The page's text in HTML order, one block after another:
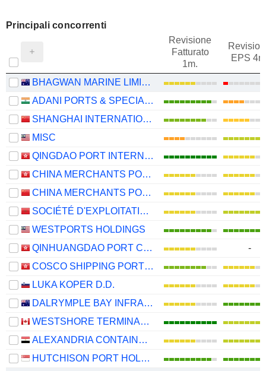
Principali concorrenti
Revisione
Fatturato
1m.
EPS
BHAGWAN MARINE LIMITED
ADANI PORTS & SPECIAL ECONOMIC ZONE LIMITED
SHANGHAI INTERNATIONAL PORT (GROUP) CO., LTD.
MISC
QINGDAO PORT INTERNATIONAL CO., LTD.
CHINA MERCHANTS PORT HOLDINGS COMPANY LIMITED
CHINA MERCHANTS PORT GROUP CO., LTD.
SOCIÉTÉ D'EXPLOITATION DES PORTS
WESTPORTS HOLDINGS
QINHUANGDAO PORT CO., LTD.
-
COSCO SHIPPING PORTS LIMITED
LUKA KOPER D.D.
DALRYMPLE BAY INFRASTRUCTURE LIMITED
WESTSHORE TERMINALS INVESTMENT CORPORATION
ALEXANDRIA CONTAINER&CARGO HANDLING COMPANY
HUTCHISON PORT HOLDINGS TRUST